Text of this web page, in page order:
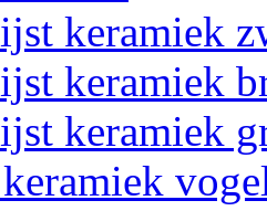
keramiek
keramiek
keramiek